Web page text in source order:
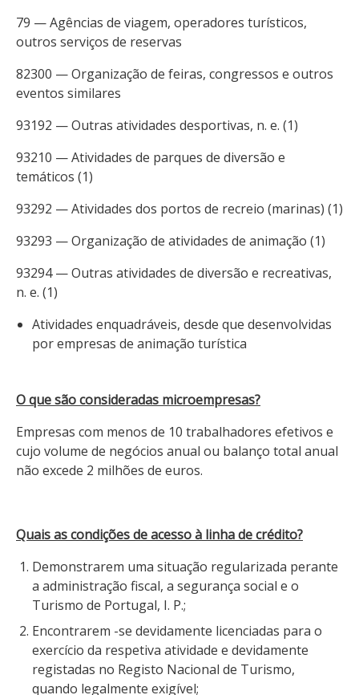
79 — Agências de viagem, operadores turísticos,
outros serviços de reservas
82300 — Organização de feiras, congressos e outros
eventos similares
93192 — Outras atividades desportivas, n. e. (1)
93210 — Atividades de parques de diversão e
temáticos (1)
93292 — Atividades dos portos de recreio (marinas) (1)
93293 — Organização de atividades de animação (1)
93294 — Outras atividades de diversão e recreativas,
n. e. (1)
Atividades enquadráveis, desde que desenvolvidas
por empresas de animação turística
O que são consideradas microempresas?
Empresas com menos de 10 trabalhadores efetivos e
cujo volume de negócios anual ou balanço total anual
não excede 2 milhões de euros.
Quais as condições de acesso à linha de crédito?
Demonstrarem uma situação regularizada perante
a administração fiscal, a segurança social e o
Turismo de Portugal, I. P.;
Encontrarem -se devidamente licenciadas para o
exercício da respetiva atividade e devidamente
registadas no Registo Nacional de Turismo,
quando legalmente exigível;